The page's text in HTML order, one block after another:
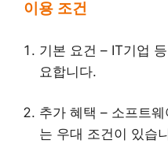
이용 조건
기본 요건 – IT기업
요합니다.
추가 혜택 – 소프트
는 우대 조건이 있습